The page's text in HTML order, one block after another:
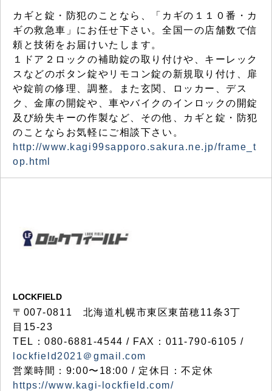
カギと錠・防犯のことなら、「カギの１１０番・カ
ギの救急車」にお任せ下さい。全国一の店舗数で信
頼と技術をお届けいたします。
１ドア２ロックの補助錠の取り付けや、キーレック
スなどのボタン錠やリモコン錠の新規取り付け、扉
や錠前の修理、調整。また玄関、ロッカー、デス
ク、金庫の開錠や、車やバイクのインロックの開錠
及び紛失キーの作製など、その他、カギと錠・防犯
のことならお気軽にご相談下さい。
http://www.kagi99sapporo.sakura.ne.jp/frame_t
op.html
LOCKFIELD
〒007-0811 北海道札幌市東区東苗穂11条3丁
目15-23
TEL：080-6881-4544 / FAX：011-790-6105 /
lockfield2021＠gmail.com
営業時間：9:00〜18:00 / 定休日：不定休
https://www.kagi-lockfield.com/